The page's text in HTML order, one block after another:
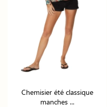
Chemisier été classique
manches ...